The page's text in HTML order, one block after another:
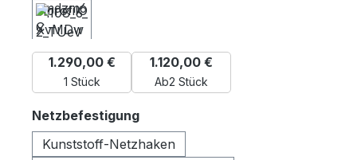
1 Stück
1.290,00 €
Ab2 Stück
1.120,00 €
Netzbefestigungauswählen
Kunststoff-Netzhaken